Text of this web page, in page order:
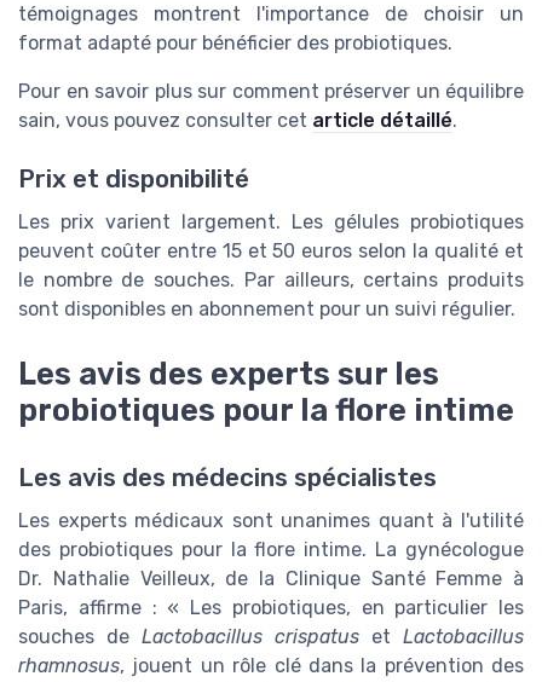
témoignages montrent l'importance de choisir un
format adapté pour bénéficier des probiotiques.
Pour en savoir plus sur comment préserver un équilibre
sain, vous pouvez consulter cet article détaillé.
Prix et disponibilité
Les prix varient largement. Les gélules probiotiques
peuvent coûter entre 15 et 50 euros selon la qualité et
le nombre de souches. Par ailleurs, certains produits
sont disponibles en abonnement pour un suivi régulier.
Les avis des experts sur les
probiotiques pour la flore intime
Les avis des médecins spécialistes
Les experts médicaux sont unanimes quant à l'utilité
des probiotiques pour la flore intime. La gynécologue
Dr. Nathalie Veilleux, de la Clinique Santé Femme à
Paris, affirme : « Les probiotiques, en particulier les
souches de Lactobacillus crispatus et Lactobacillus
rhamnosus, jouent un rôle clé dans la prévention des